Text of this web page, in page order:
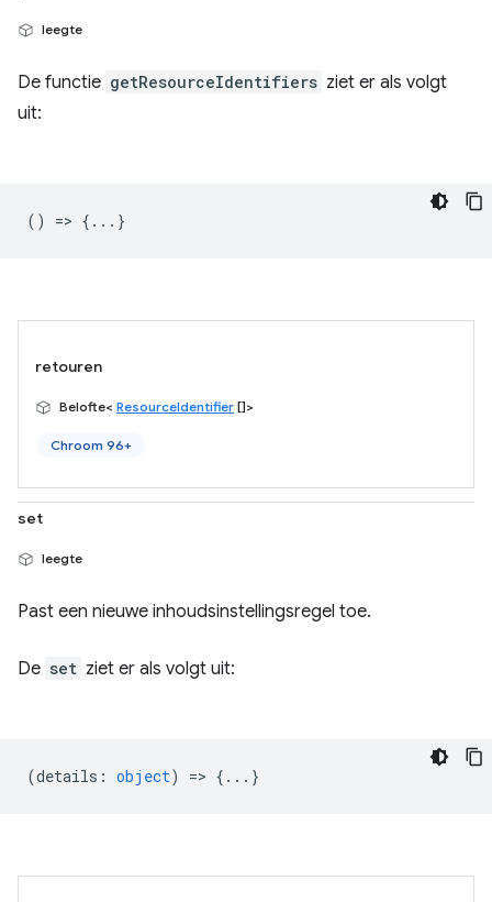
leegte
De functie getResourceIdentifiers ziet er als volgt
uit:
() => {...}
retouren
Belofte< ResourceIdentifier []>
Chroom 96+
set
leegte
Past een nieuwe inhoudsinstellingsregel toe.
De set ziet er als volgt uit:
(details : object) => {...}